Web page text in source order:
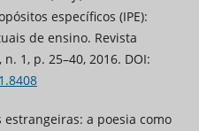
específicos (IPE):
de ensino. Revista
1, p. 25–40, 2016. DOI:
estrangeiras: a poesia como